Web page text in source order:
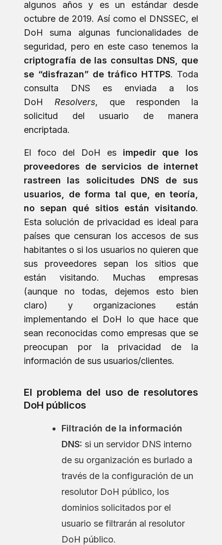
algunos años y es un estándar desde
octubre de 2019. Así como el DNSSEC, el
DoH suma algunas funcionalidades de
seguridad, pero en este caso tenemos la
criptografía de las consultas DNS, que
se “disfrazan” de tráfico HTTPS. Toda
consulta DNS es enviada a los
DoH Resolvers, que responden la
solicitud del usuario de manera
encriptada.
El foco del DoH es impedir que los
proveedores de servicios de internet
rastreen las solicitudes DNS de sus
usuarios, de forma tal que, en teoría,
no sepan qué sitios están visitando.
Esta solución de privacidad es ideal para
países que censuran los accesos de sus
habitantes o si los usuarios no quieren que
sus proveedores sepan los sitios que
están visitando. Muchas empresas
(aunque no todas, dejemos esto bien
claro) y organizaciones están
implementando el DoH lo que hace que
sean reconocidas como empresas que se
preocupan por la privacidad de la
información de sus usuarios/clientes.
El problema del uso de resolutores
DoH públicos
Filtración de la información
DNS: si un servidor DNS interno
de su organización es burlado a
través de la configuración de un
resolutor DoH público, los
dominios solicitados por el
usuario se filtrarán al resolutor
DoH público.